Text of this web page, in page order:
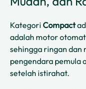
Kategori Compact
adalah motor
sehingga ringan dan
pengendara pemula
setelah istirahat.